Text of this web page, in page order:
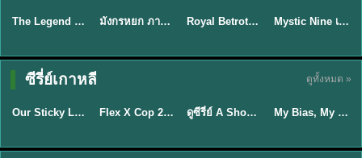
★8.5 The Legend of ShenLi ปฐพีไร้พ่าย (2024) พากย์ไทย ซับไทย EP.1-39 ★8 มังกรหยก ภาคมารบูรพาและพิษประจิม Duel on Mount Hua พากย์ไทย ★9 Royal Betrothal (2026) สัญญาวิวาห์แห่งราชวงศ์ พากย์ไทย ซับไทย EP1-32 ★9 Mystic Nine เก้าสกุล (2026) พากย์ไทย ซับไทย EP.1-30
ซีรี่ย์เกาหลี ดูทั้งหมด »
★6
ซับไทย
Our Sticky Love รักติดหนึบ (2026) พากย์ไทย ซับไทย EP.1-12 ★8 Flex X Cop 2 คุณชายสายสืบ ซีซั่น 2 (2026) พากย์ไทย ซับไทย EP.1-14 ★8 EP.16ดูซีรี่ย์ A Shop for Killers 2 ร้านลับนักฆ่า ซีซัน 2 (2026) ซับไทย-พากย์ไทย
ซับไทย
My Bias, My Boss เมื่อเมนฉันเป็นประธานบริษัท (2026) พากย์ไทย ซับไทย EP.1-12